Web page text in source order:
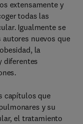
extensamente y
todas las
Igualmente se
nuevos que
la
diferentes
capítulos que
y su
el tratamiento